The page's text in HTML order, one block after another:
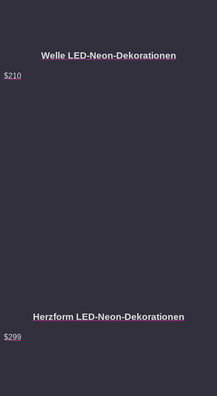
Welle LED-Neon-Dekorationen
$210
Herzform LED-Neon-Dekorationen
$299